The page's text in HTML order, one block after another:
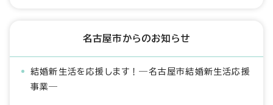
名古屋市からのお知らせ
結婚新生活を応援します！―名古屋市結婚新生活応援
事業―